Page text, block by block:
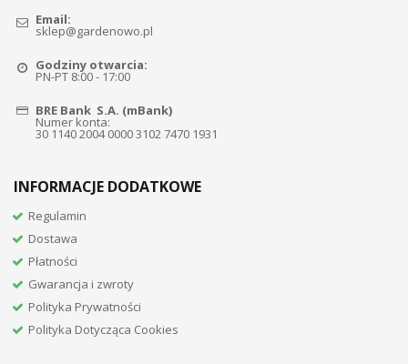
Email:
sklep@gardenowo.pl
Godziny otwarcia:
PN-PT 8:00 - 17:00
BRE Bank S.A. (mBank)
Numer konta:
30 1140 2004 0000 3102 7470 1931
INFORMACJE DODATKOWE
Regulamin
Dostawa
Płatności
Gwarancja i zwroty
Polityka Prywatności
Polityka Dotycząca Cookies